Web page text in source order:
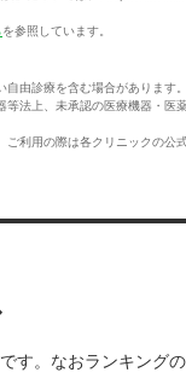
を参照しています。
由診療を含む場合があります
法上、未承認の医療機器・医
利用の際は各クリニックの公
。なおランキング